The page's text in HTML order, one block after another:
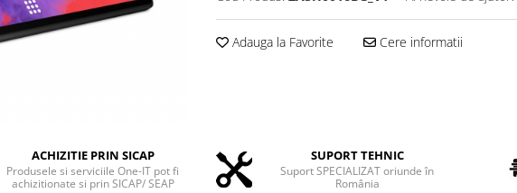
Adauga la Favorite Cere informatii
ACHIZITIE PRIN SICAP
Produsele si serviciile One-IT pot fi
achizitionate si prin SICAP/ SEAP
SUPORT TEHNIC
Suport SPECIALIZAT oriunde în
România